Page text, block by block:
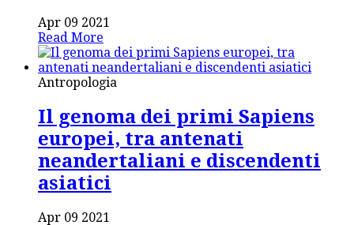
Apr 09 2021
Read More
Antropologia
Il genoma dei primi Sapiens
europei, tra antenati
neandertaliani e discendenti
asiatici
Apr 09 2021